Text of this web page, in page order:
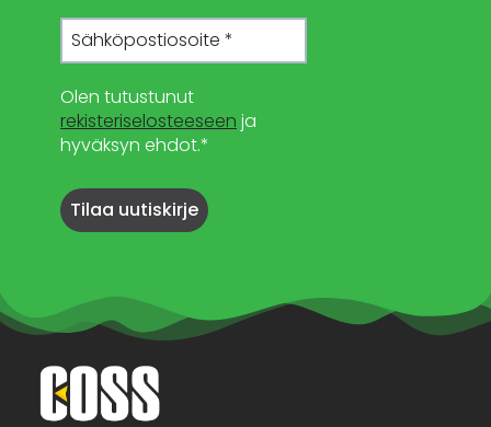
Olen tutustunut
rekisteriselosteeseen ja
hyväksyn ehdot.*